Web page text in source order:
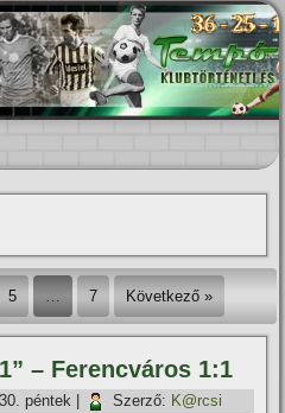
5 … 7 Következő »
– Ferencváros 1:1
péntek Szerző: K@rcsi